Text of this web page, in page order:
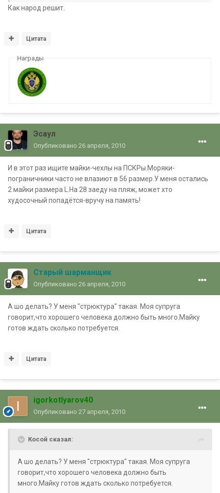
Как народ решит.
Цитата
Награды
Эсаул
Опубликовано 26 апреля, 2010
И в этот раз ищите майки-чехлы на ПСКРы.Моряки-
пограничники часто не влазиют в 56 размер.У меня остались
2 майки размера L.На 28 заеду на пляж, может хто
худосочный попадётся-вручу на память!
Цитата
Старый шарманщик
Опубликовано 26 апреля, 2010
А шо делать? У меня "стрюктура" такая. Моя супруга
говорит,что хорошего человека должно быть много.Майку
готов ждать сколько потребуется.
Цитата
igorkotlyarov40
Опубликовано 27 апреля, 2010
Косой сказал:
А шо делать? У меня "стрюктура" такая. Моя супруга
говорит,что хорошего человека должно быть
много.Майку готов ждать сколько потребуется.